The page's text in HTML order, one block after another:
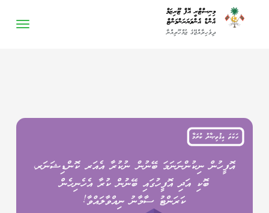
މިނިސްޓްރީ އޮފް ޓޫރިޒަމް
އެންޑް އެންވަޔަރަންމަންޓް
ދިވެހިރާއްޖޭގެ ޖުމްހޫރިއްޔާ